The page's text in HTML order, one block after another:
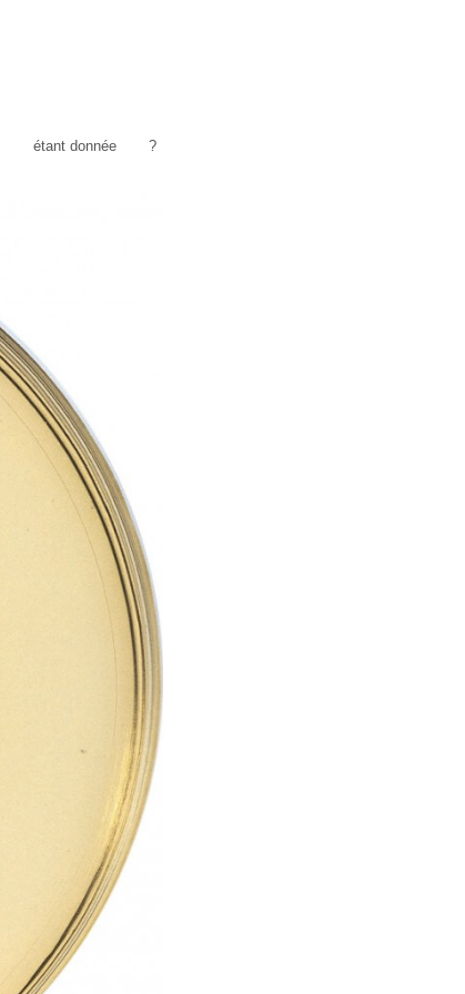
étant donnée ?